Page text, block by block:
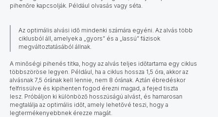
pihenőre kapcsolják. Például olvasás vagy séta.
Az optimális alvási idő mindenki számára egyéni. Az alvás több
ciklusból áll, amelyek a „gyors” és a „lassú” fázisok
megváltoztatásából állnak.
A minőségi pihenés titka, hogy az alvás teljes időtartama egy ciklus
többszöröse legyen. Például, ha a ciklus hossza 1,5 óra, akkor az
alvásnak 7,5 órának kell lennie, nem 8 órának. Aztán ébredéskor
felfrissülve és kipihenten fogod érezni magad, a fejed tiszta
lesz. Próbáljon ki különböző hosszúságú alvást, és hamarosan
megtalálja az optimális időt, amely lehetővé teszi, hogy a
legtermékenyebbnek érezze magát.